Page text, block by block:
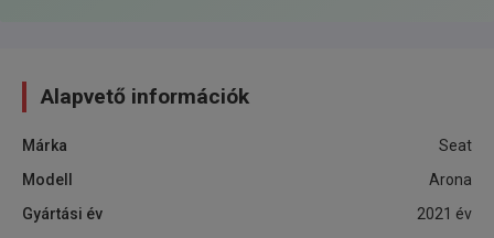
Alapvető információk
Márka
Seat
Modell
Arona
Gyártási év
2021 év